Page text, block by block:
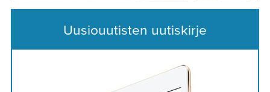
Uusiouutisten uutiskirje